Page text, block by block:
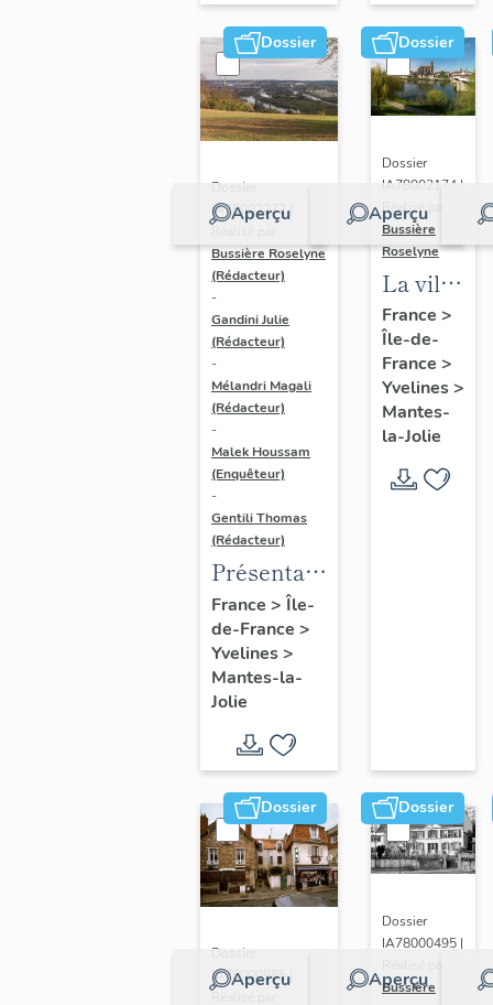
Dossier
Aperçu
Dossier
IA78002272 |
Bussière Roselyne
(Rédacteur)
-
Gandini Julie
(Rédacteur)
-
Mélandri Magali
(Rédacteur)
-
Malek Houssam
(Enquêteur)
-
Gentili Thomas
(Rédacteur)
Présentation
de l'étude
France > Île-
de-France >
Yvelines>
Mantes-la-
Jolie
Dossier
Aperçu
Dossier
IA78002174 |
Réalisé par
Bussière
Roselyne
La ville
de
Mantes-
la-Jolie
France >
Île-de-
France >
Yvelines>
Mantes-
la-Jolie
Dossier
Aperçu
Dossier
IA78000985 |
Dossier
Aperçu
Dossier
IA78000495 |
Bussière